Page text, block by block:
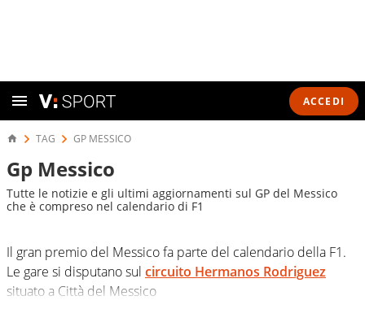
ACCEDI
TAG GP MESSICO
Gp Messico
Tutte le notizie e gli ultimi aggiornamenti sul GP del Messico
che è compreso nel calendario di F1
Il gran premio del Messico fa parte del calendario della F1.
Le gare si disputano sul circuito Hermanos Rodriguez
situato a Città del Messico